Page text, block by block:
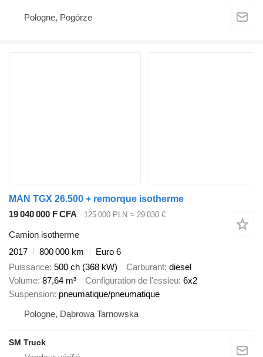
Pologne, Pogórze
MAN TGX 26.500 + remorque isotherme
19 040 000 F CFA
125 000 PLN ≈ 29 030 €
Camion isotherme
2017
800 000 km
Euro 6
Puissance 500 ch (368 kW) Carburant diesel
Volume 87,64 m³ Configuration de l'essieu 6x2
Suspension pneumatique/pneumatique
Pologne, Dąbrowa Tarnowska
SM Truck